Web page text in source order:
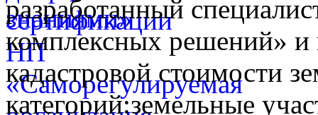
разработанный
комплексных решений» и
кадастровой стоимости
категорий:земельные